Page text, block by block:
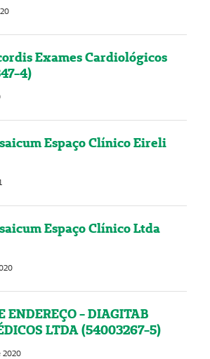
Exames Cardiológicos
4)
Espaço Clínico Eireli
Espaço Clínico Ltda
ENDEREÇO - DIAGITAB
LTDA (54003267-5)
2020